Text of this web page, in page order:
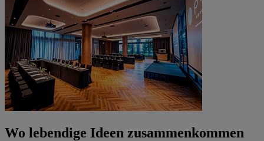
Wo lebendige Ideen zusammenkommen